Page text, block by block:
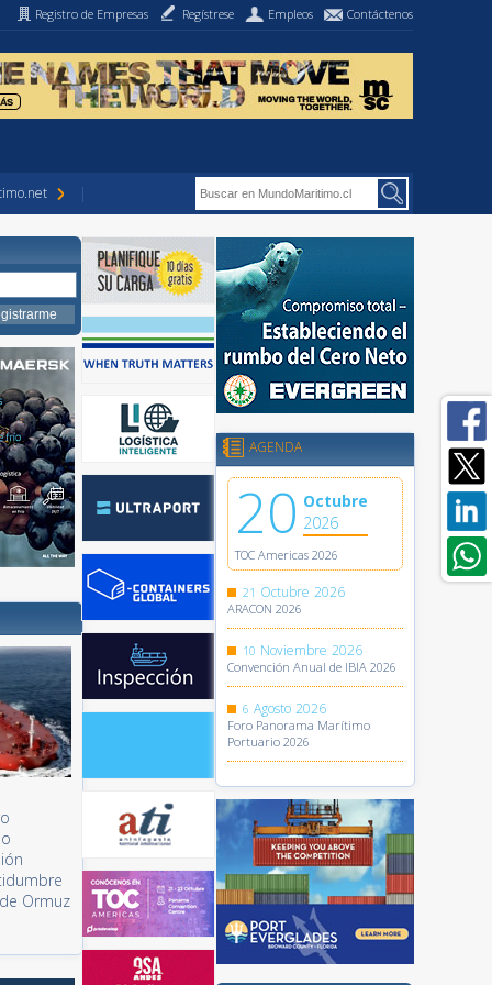
Registro de Empresas Regístrese Empleos Contáctenos
Ormuz
AGENDA
20 Octubre
2026
TOC Americas 2026
21 Octubre 2026
ARACON 2026
10 Noviembre 2026
Convención Anual de IBIA 2026
6 Agosto 2026
Foro Panorama Marítimo
Portuario 2026